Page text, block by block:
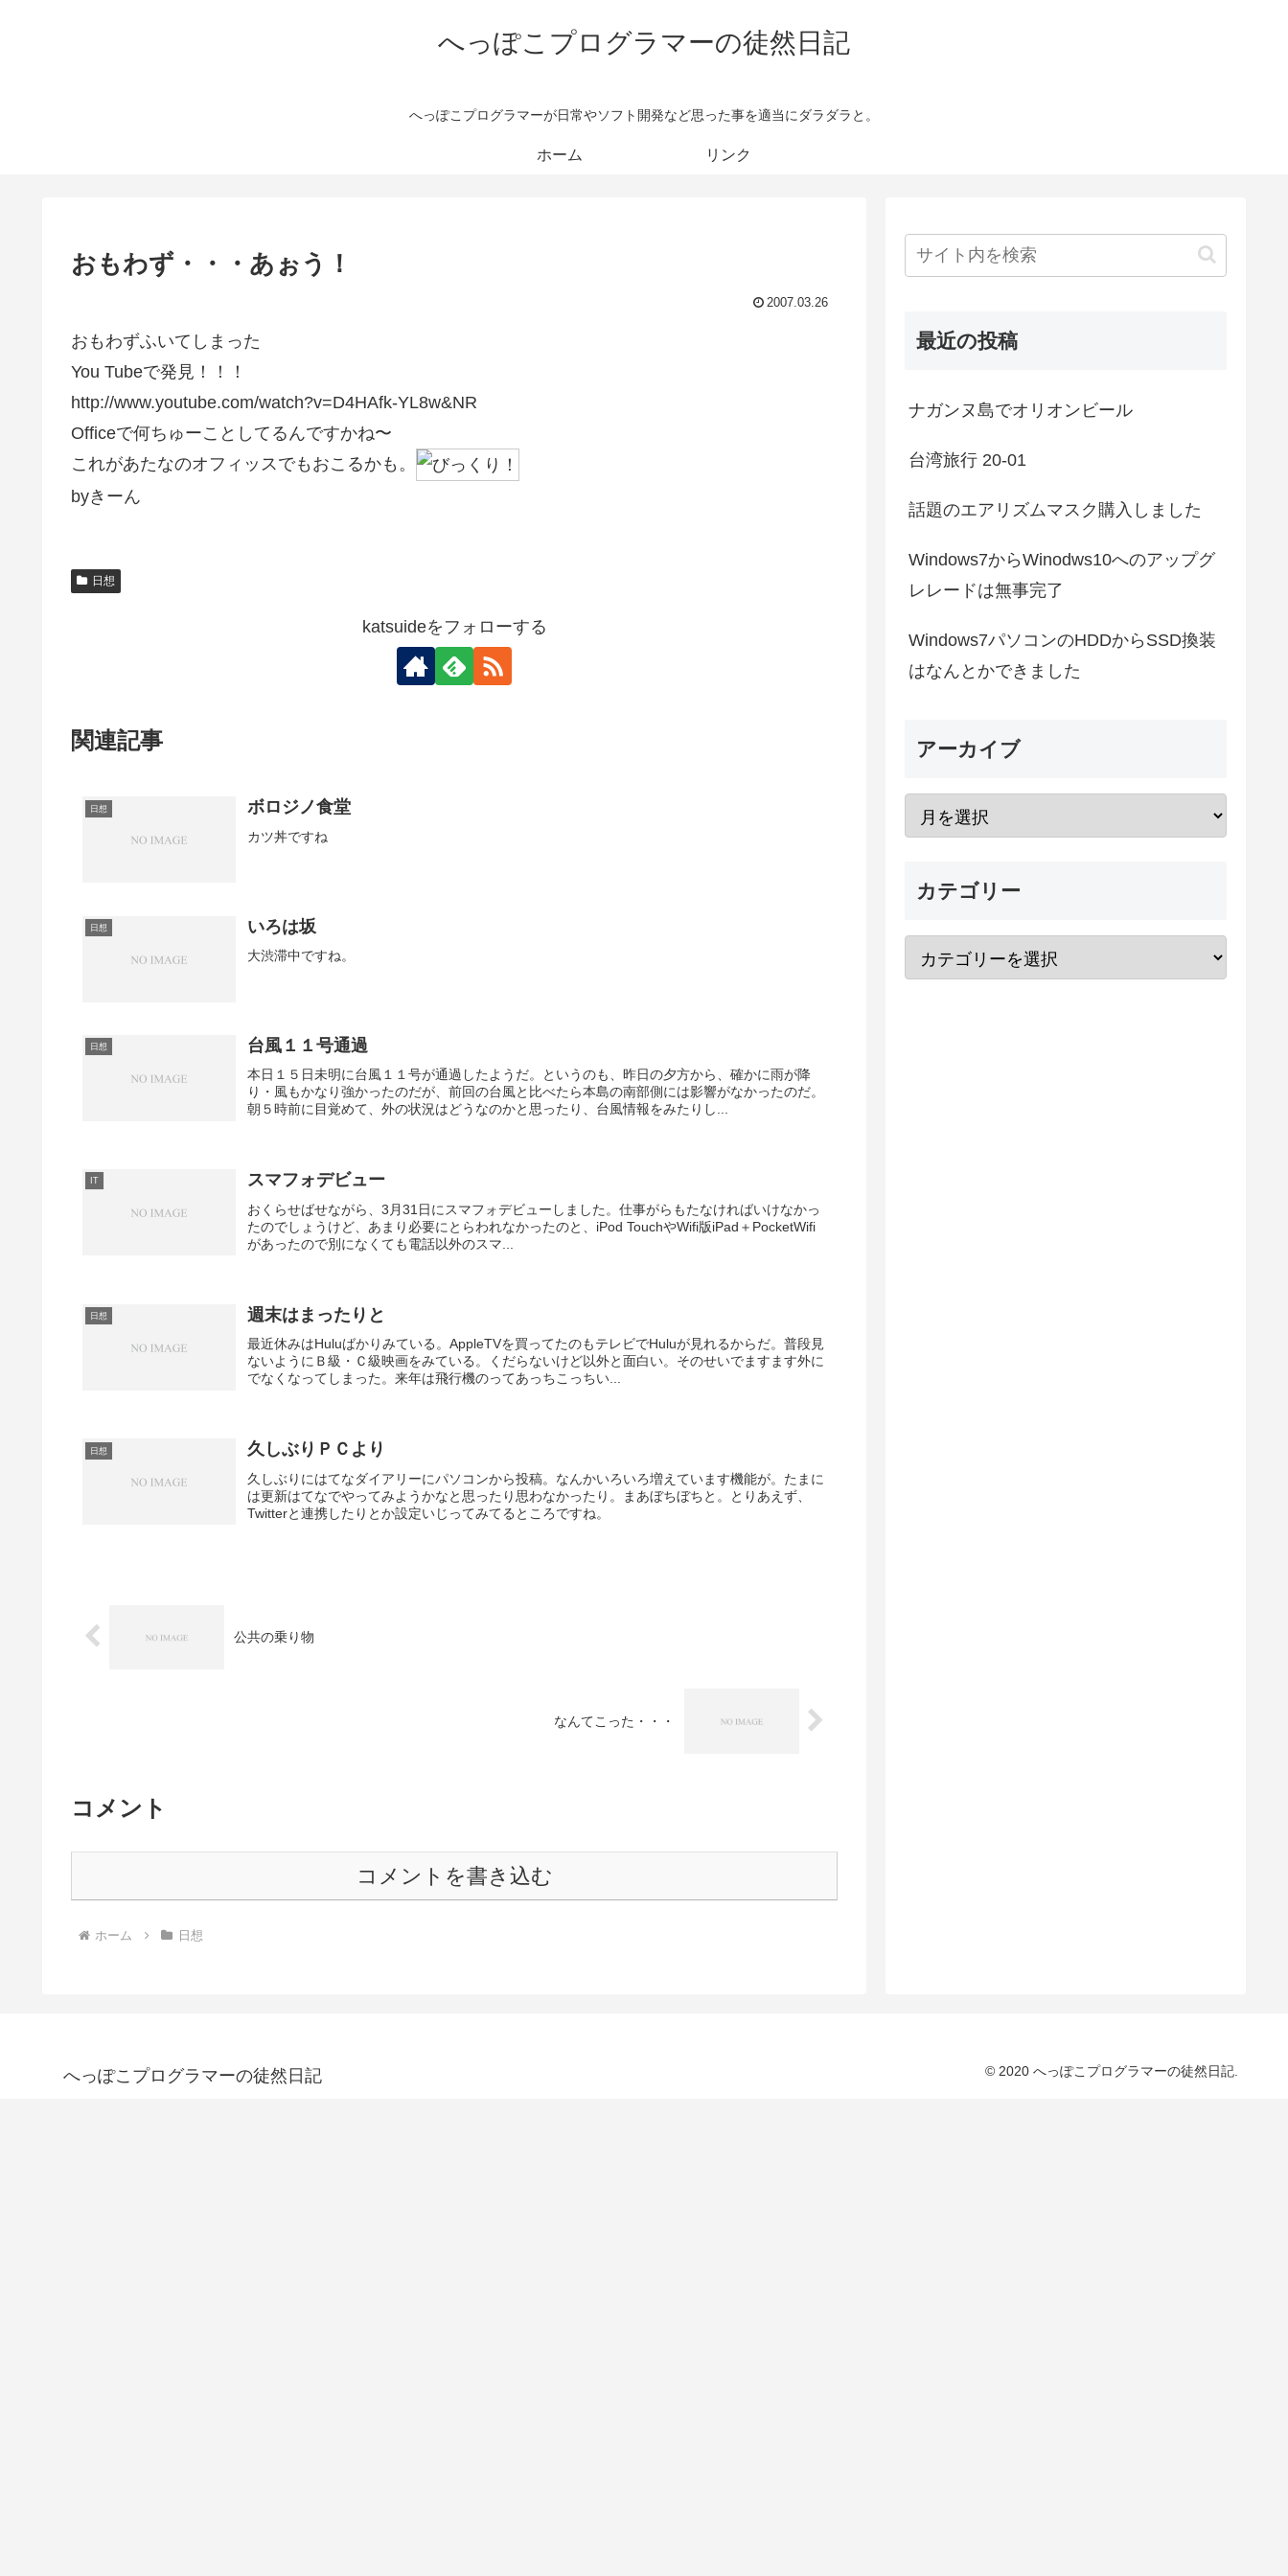
へっぽこプログラマーの徒然日記
へっぽこプログラマーが日常やソフト開発など思った事を適当にダラダラと。
ホーム リンク
おもわず・・・あぉう！
2007.03.26
おもわずふいてしまった
You Tubeで発見！！！
http://www.youtube.com/watch?v=D4HAfk-YL8w&NR
Officeで何ちゅーことしてるんですかね〜
これがあたなのオフィッスでもおこるかも。
byきーん
日想
katsuideをフォローする
関連記事
日想 ボロジノ食堂
カツ丼ですね
日想 いろは坂
大渋滞中ですね。
日想 台風１１号通過
本日１５日未明に台風１１号が通過したようだ。というのも、昨日の夕方から、確かに雨が降
り・風もかなり強かったのだが、前回の台風と比べたら本島の南部側には影響がなかったのだ。
朝５時前に目覚めて、外の状況はどうなのかと思ったり、台風情報をみたりし...
IT スマフォデビュー
おくらせばせながら、3月31日にスマフォデビューしました。仕事がらもたなければいけなかっ
たのでしょうけど、あまり必要にとらわれなかったのと、iPod TouchやWifi版iPad＋PocketWifi
があったので別になくても電話以外のスマ...
日想 週末はまったりと
最近休みはHuluばかりみている。AppleTVを買ってたのもテレビでHuluが見れるからだ。普段見
ないようにＢ級・Ｃ級映画をみている。くだらないけど以外と面白い。そのせいでますます外に
でなくなってしまった。来年は飛行機のってあっちこっちい...
日想 久しぶりＰＣより
久しぶりにはてなダイアリーにパソコンから投稿。なんかいろいろ増えています機能が。たまに
は更新はてなでやってみようかなと思ったり思わなかったり。まあぼちぼちと。とりあえず、
Twitterと連携したりとか設定いじってみてるところですね。
公共の乗り物
なんてこった・・・
コメント
コメントを書き込む
ホーム 日想
最近の投稿
ナガンヌ島でオリオンビール
台湾旅行 20-01
話題のエアリズムマスク購入しました
Windows7からWinodws10へのアップグ
レレードは無事完了
Windows7パソコンのHDDからSSD換装
はなんとかできました
アーカイブ
カテゴリー
へっぽこプログラマーの徒然日記 © 2020 へっぽこプログラマーの徒然日記.